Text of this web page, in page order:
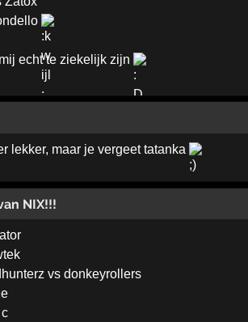
echt te ziekelijk zijn
lekker, maar je vergeet tatanka
NIX!!!
vs donkeyrollers